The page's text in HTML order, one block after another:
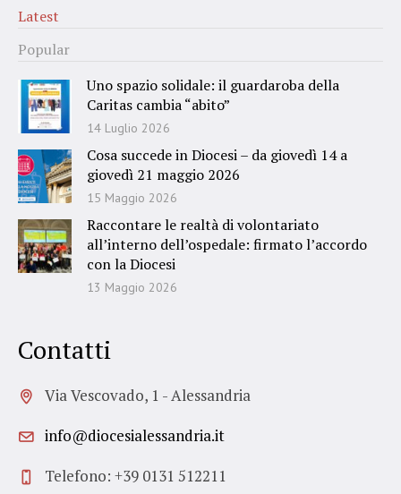
Latest
Popular
Uno spazio solidale: il guardaroba della
Caritas cambia “abito”
14 Luglio 2026
Cosa succede in Diocesi – da giovedì 14 a
giovedì 21 maggio 2026
15 Maggio 2026
Raccontare le realtà di volontariato
all’interno dell’ospedale: firmato l’accordo
con la Diocesi
13 Maggio 2026
Contatti
Via Vescovado, 1 - Alessandria
info@diocesialessandria.it
Telefono: +39 0131 512211